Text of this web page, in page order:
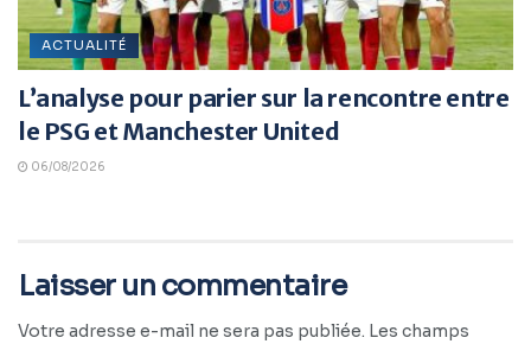
ACTUALITÉ
L’analyse pour parier sur la rencontre entre
le PSG et Manchester United
06/08/2026
Laisser un commentaire
Votre adresse e-mail ne sera pas publiée. Les champs